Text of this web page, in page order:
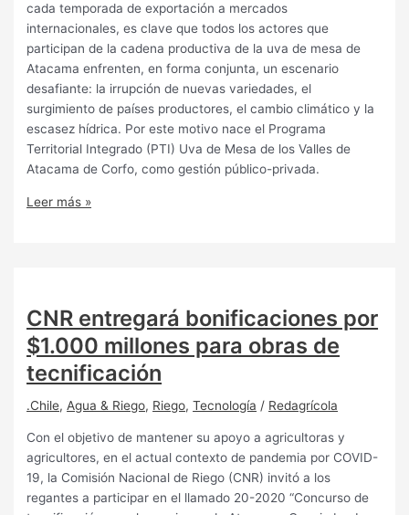
cada temporada de exportación a mercados
internacionales, es clave que todos los actores que
participan de la cadena productiva de la uva de mesa de
Atacama enfrenten, en forma conjunta, un escenario
desafiante: la irrupción de nuevas variedades, el
surgimiento de países productores, el cambio climático y la
escasez hídrica. Por este motivo nace el Programa
Territorial Integrado (PTI) Uva de Mesa de los Valles de
Atacama de Corfo, como gestión público-privada.
Leer más »
CNR entregará bonificaciones por
$1.000 millones para obras de
tecnificación
.Chile,Agua & Riego, Riego,Tecnología / Redagrícola
Con el objetivo de mantener su apoyo a agricultoras y
agricultores, en el actual contexto de pandemia por COVID-
19, la Comisión Nacional de Riego (CNR) invitó a los
regantes a participar en el llamado 20-2020 “Concurso de